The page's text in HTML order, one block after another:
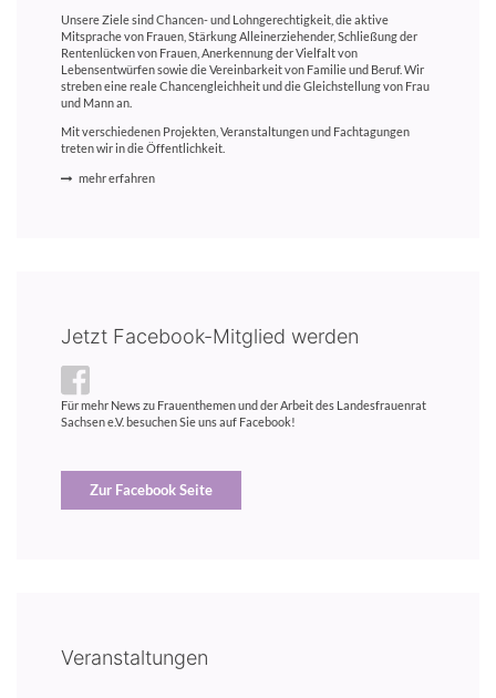
Unsere Ziele sind Chancen- und Lohngerechtigkeit, die aktive
Mitsprache von Frauen, Stärkung Alleinerziehender, Schließung der
Rentenlücken von Frauen, Anerkennung der Vielfalt von
Lebensentwürfen sowie die Vereinbarkeit von Familie und Beruf. Wir
streben eine reale Chancengleichheit und die Gleichstellung von Frau
und Mann an.
Mit verschiedenen Projekten, Veranstaltungen und Fachtagungen
treten wir in die Öffentlichkeit.
mehr erfahren
Jetzt Facebook-Mitglied werden
Für mehr News zu Frauenthemen und der Arbeit des Landesfrauenrat
Sachsen e.V. besuchen Sie uns auf Facebook!
Zur Facebook Seite
Veranstaltungen